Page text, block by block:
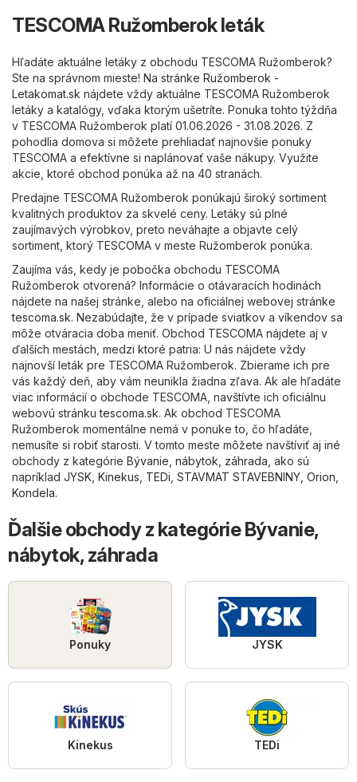
TESCOMA Ružomberok leták
Hľadáte aktuálne letáky z obchodu TESCOMA Ružomberok?
Ste na správnom mieste! Na stránke Ružomberok -
Letakomat.sk nájdete vždy aktuálne TESCOMA Ružomberok
letáky a katalógy, vďaka ktorým ušetríte. Ponuka tohto týždňa
v TESCOMA Ružomberok platí 01.06.2026 - 31.08.2026. Z
pohodlia domova si môžete prehliadať najnovšie ponuky
TESCOMA a efektívne si naplánovať vaše nákupy. Využite
akcie, ktoré obchod ponúka až na 40 stranách.
Predajne TESCOMA Ružomberok ponúkajú široký sortiment
kvalitných produktov za skvelé ceny. Letáky sú plné
zaujímavých výrobkov, preto neváhajte a objavte celý
sortiment, ktorý TESCOMA v meste Ružomberok ponúka.
Zaujíma vás, kedy je pobočka obchodu TESCOMA
Ružomberok otvorená? Informácie o otávaracích hodinách
nájdete na našej stránke, alebo na oficiálnej webovej stránke
tescoma.sk. Nezabúdajte, že v prípade sviatkov a víkendov sa
môže otváracia doba meniť. Obchod TESCOMA nájdete aj v
ďalších mestách, medzi ktoré patria: U nás nájdete vždy
najnovší leták pre TESCOMA Ružomberok. Zbierame ich pre
vás každý deň, aby vám neunikla žiadna zľava. Ak ale hľadáte
viac informácií o obchode TESCOMA, navštívte ich oficiálnu
webovú stránkutescoma.sk. Ak obchod TESCOMA
Ružomberok momentálne nemá v ponuke to, čo hľadáte,
nemusíte si robiť starosti. V tomto meste môžete navštíviť aj iné
obchody z kategórie Bývanie, nábytok, záhrada , ako sú
napríklad JYSK Kinekus TEDi STAVMAT STAVEBNINY Orion
Kondela.
Ďalšie obchody z kategórie Bývanie,
nábytok, záhrada
Ponuky JYSK
Kinekus TEDi